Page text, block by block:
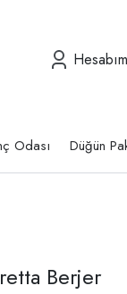
Hesabım
Odası Düğün
Berjer